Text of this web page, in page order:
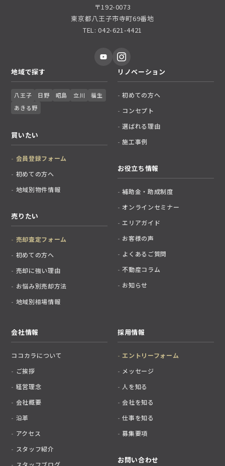
〒192-0073
東京都八王子市寺町69番地
TEL: 042-621-4421
地域で探す
八王子 日野 昭島 立川
福生
あきる野
買いたい
会員登録フォーム
初めての方へ
地域別物件情報
売りたい
売却査定フォーム
初めての方へ
売却に強い理由
お悩み別売却方法
地域別相場情報
リノベーション
初めての方へ
コンセプト
選ばれる理由
施工事例
お役立ち情報
補助金・助成制度
オンラインセミナー
エリアガイド
お客様の声
よくあるご質問
不動産コラム
お知らせ
会社情報
ココカラについて
ご挨拶
経営理念
会社概要
沿革
アクセス
スタッフ紹介
スタッフブログ
採用情報
エントリーフォーム
メッセージ
人を知る
会社を知る
仕事を知る
募集要項
お問い合わせ